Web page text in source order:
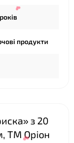
продукти
з 20
ТМ Оріон
❤